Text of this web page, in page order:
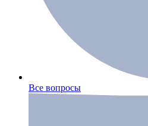
Все вопросы